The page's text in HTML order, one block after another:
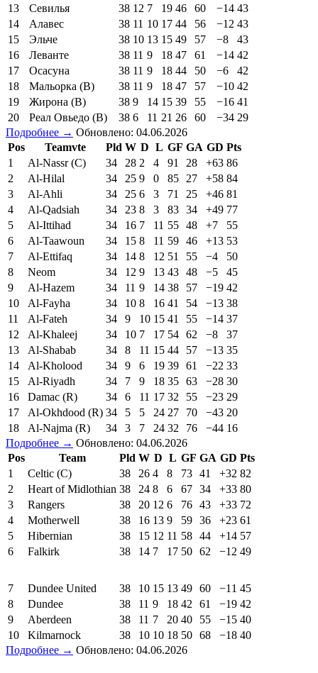
13 Севилья 38 12 7 19 46 60 −14 43
14
Алавес 38 11 10 17 44 56 −12 43
15
Эльче 38 10 13 15 49 57 −8
43
16
Леванте 38 11 9 18 47 61 −14 42
17
Осасуна 38 11 9 18 44 50 −6
42
18
Мальорка (В) 38 11 9 18 47 57 −10 42
19
Жирона (В) 38 9 14 15 39 55 −16 41
20
Реал Овьедо (В) 38 6 11 21 26 60 −34 29
Подробнее → Обновлено: 04.06.2026
Pos
Teamvte Pld W D L GF GA GD Pts
1
Al-Nassr (C) 34 28 2 4 91 28 +63 86
2
Al-Hilal 34 25 9 0 85 27 +58 84
3
Al-Ahli 34 25 6 3 71 25 +46 81
4
Al-Qadsiah 34 23 8 3 83 34 +49 77
5
Al-Ittihad 34 16 7 11 55 48 +7
55
6
Al-Taawoun 34 15 8 11 59 46 +13 53
7
Al-Ettifaq 34 14 8 12 51 55 −4
50
8
Neom 34 12 9 13 43 48 −5
45
9
Al-Hazem 34 11 9 14 38 57 −19 42
10
Al-Fayha 34 10 8 16 41 54 −13 38
11
Al-Fateh 34 9 10 15 41 55 −14 37
12
Al-Khaleej 34 10 7 17 54 62 −8
37
13
Al-Shabab 34 8 11 15 44 57 −13 35
14
Al-Kholood 34 9 6 19 39 61 −22 33
15
Al-Riyadh 34 7 9 18 35 63 −28 30
16
Damac (R) 34 6 11 17 32 55 −23 29
17
Al-Okhdood (R) 34 5 5 24 27 70 −43 20
18
Al-Najma (R) 34 3 7 24 32 76 −44 16
Подробнее → Обновлено: 04.06.2026
Pos
Team Pld W D L GF GA GD Pts
1
Celtic (C) 38 26 4 8 73 41 +32 82
2
Heart of Midlothian 38 24 8 6 67 34 +33 80
3
Rangers 38 20 12 6 76 43 +33 72
4
Motherwell 38 16 13 9 59 36 +23 61
5
Hibernian 38 15 12 11 58 44 +14 57
6
Falkirk 38 14 7 17 50 62 −12 49
7 Dundee United 38 10 15 13 49 60 −11 45
8
Dundee 38 11 9 18 42 61 −19 42
9
Aberdeen 38 11 7 20 40 55 −15 40
10
Kilmarnock 38 10 10 18 50 68 −18 40
Подробнее → Обновлено: 04.06.2026